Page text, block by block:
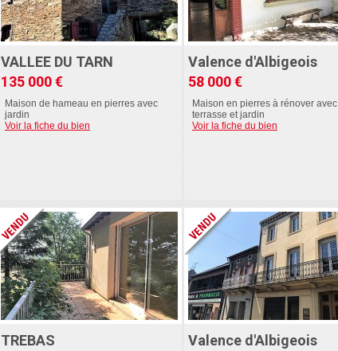
VALLEE DU TARN
135 000 €
Maison de hameau en pierres avec
jardin
Voir la fiche du bien
Valence d'Albigeois
58 000 €
Maison en pierres à rénover avec
terrasse et jardin
Voir la fiche du bien
TREBAS
Valence d'Albigeois